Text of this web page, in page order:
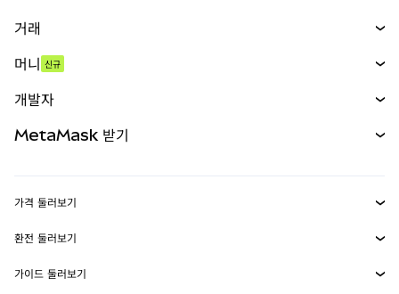
거래
무기한 선물
실물자산
머니 신규
개발자
MetaMask Connect
Snaps
MetaMask 받기
보안
가격 둘러보기
이더리움 가격
솔라나 가격
환전 둘러보기
ETH를 USD로 환전
가이드 둘러보기